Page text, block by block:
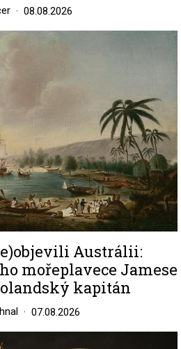
08.08.2026
Austrálii:
mořeplavece Jamese
kapitán
07.08.2026